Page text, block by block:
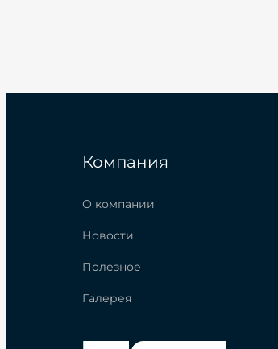
Компания
О компании
Новости
Полезное
Галерея